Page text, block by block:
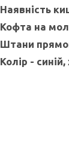
Наявність
Кофта на
Штани
Колір -